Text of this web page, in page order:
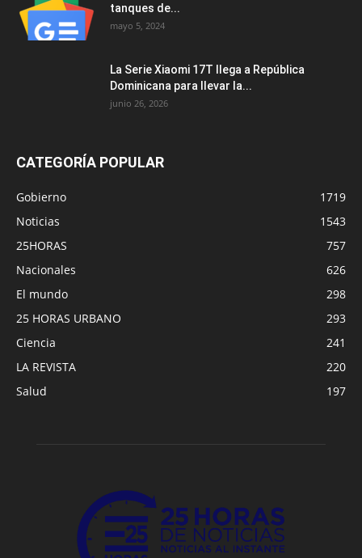
tanques de...
mayo 5, 2024
La Serie Xiaomi 17T llega a República
Dominicana para llevar la...
junio 26, 2026
CATEGORÍA POPULAR
Gobierno
1719
Noticias
1543
25HORAS
757
Nacionales
626
El mundo
298
25 HORAS URBANO
293
Ciencia
241
LA REVISTA
220
Salud
197